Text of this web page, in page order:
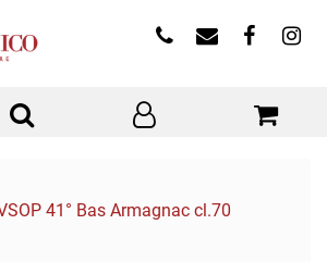
41° Bas Armagnac cl.70